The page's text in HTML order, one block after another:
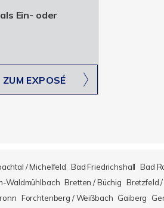
Ein- oder
ZUM EXPOSÉ
/ Michelfeld Bad Friedrichshall Bad
Waldmühlbach Bretten / Büchig Bretzfeld
Forchtenberg / Weißbach Gaiberg